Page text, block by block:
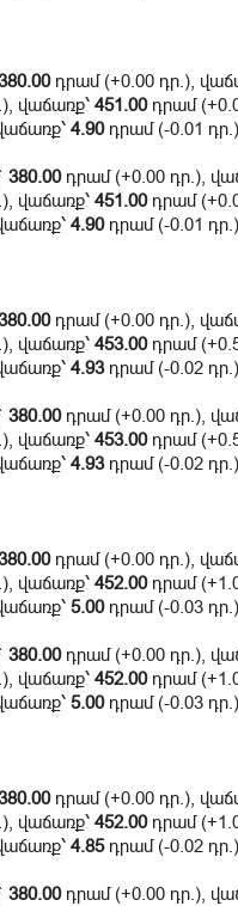
դրամ (+0.00 դր.),
վաճառք՝ 451.00դրամ
4.90դրամ (-0.01
380.00դրամ (+0.00 դր.),
վաճառք՝ 451.00դրամ
4.90դրամ (-0.01
դրամ (+0.00 դր.),
վաճառք՝ 453.00դրամ
4.93դրամ (-0.02
380.00դրամ (+0.00 դր.),
վաճառք՝ 453.00դրամ
4.93դրամ (-0.02
դրամ (+0.00 դր.),
վաճառք՝ 452.00դրամ
5.00դրամ (-0.03
380.00դրամ (+0.00 դր.),
վաճառք՝ 452.00դրամ
5.00դրամ (-0.03
դրամ (+0.00 դր.),
վաճառք՝ 452.00դրամ
4.85դրամ (-0.02
380.00դրամ (+0.00 դր.),